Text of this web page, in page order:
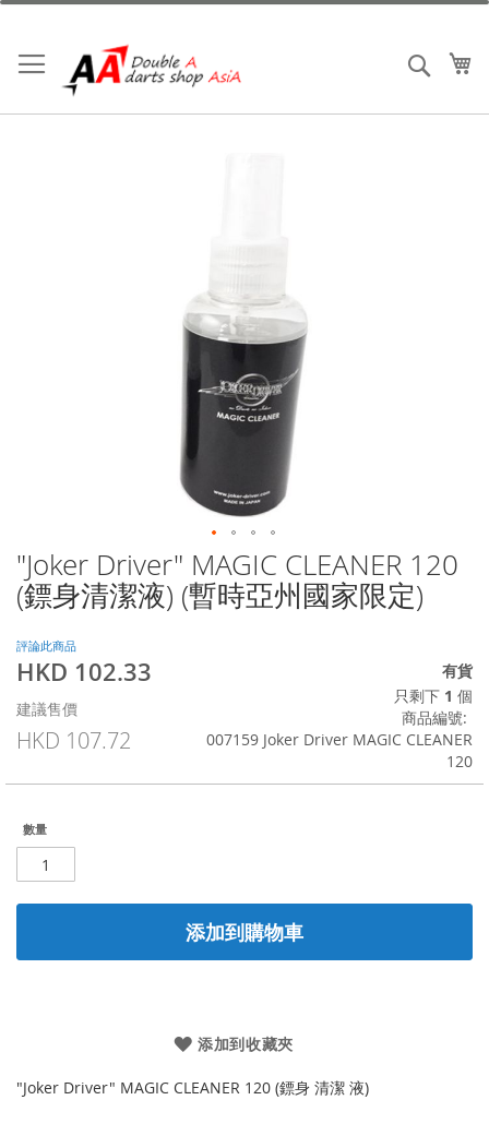
跳
內
容
搜索
"Joker Driver" MAGIC CLEANER 120
(鏢身清潔液) (暫時亞州國家限定)
評論此商品
特
價
格
HKD 102.33
建議售價
HKD 107.72
有貨
只剩下 1 個
商品編號
007159 Joker Driver MAGIC CLEANER
120
數量
添加到購物車
添加到收藏夾
"Joker Driver" MAGIC CLEANER 120 (鏢身 清潔 液)
Skip
to
the
of
the
gallery